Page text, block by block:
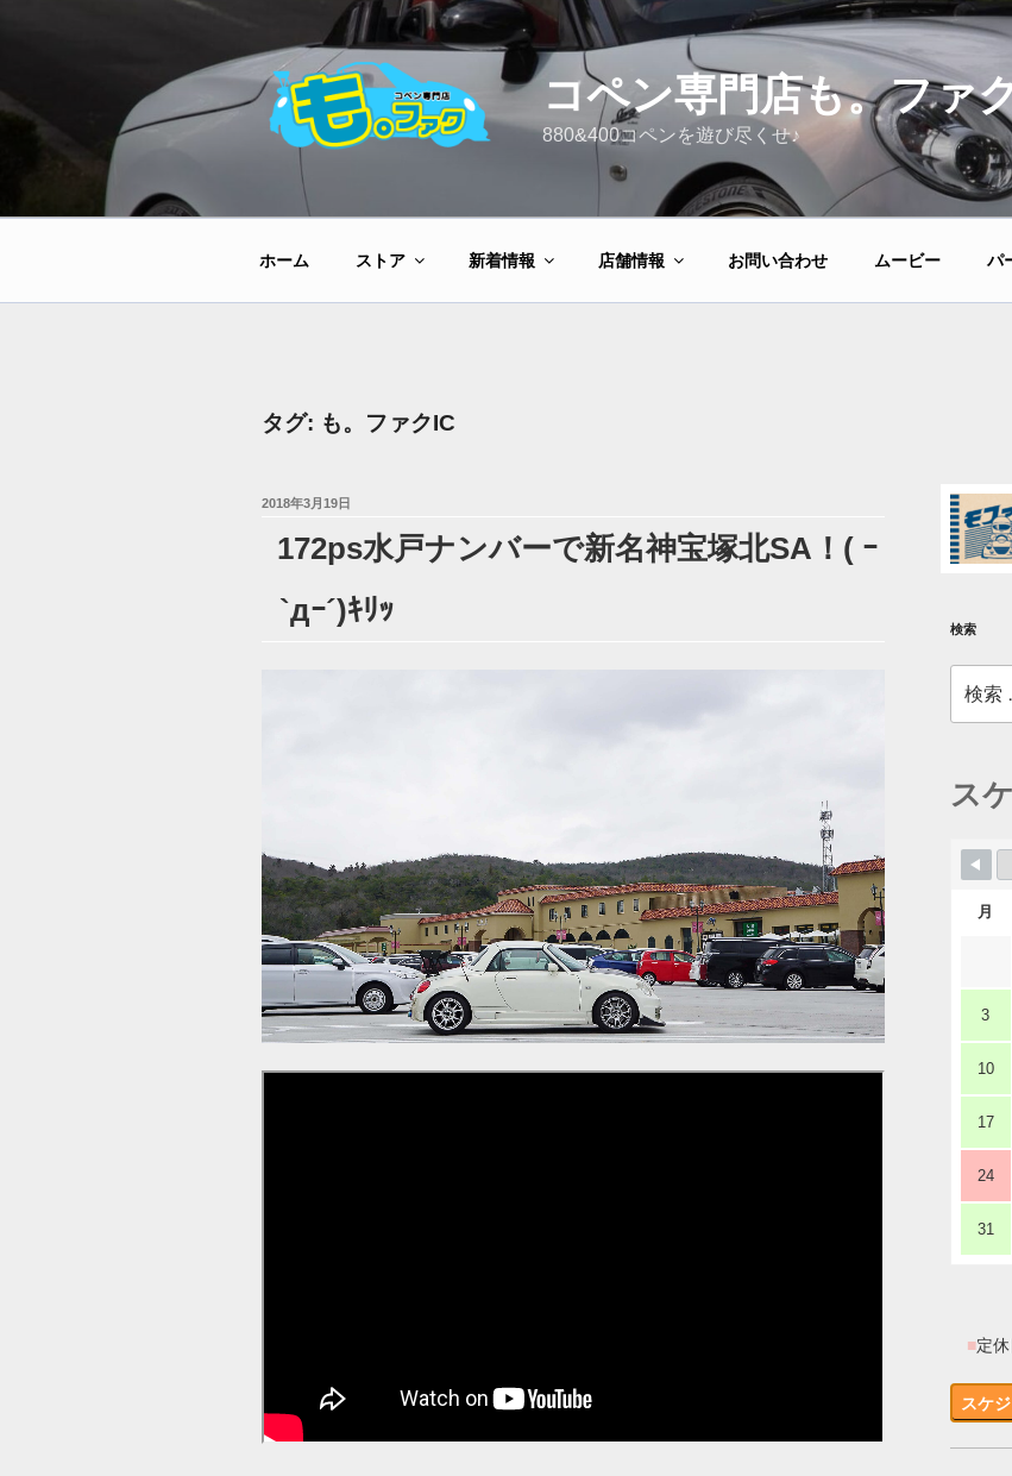
キ
コペン専門店も。ファ
880&400コペンを遊び尽くせ♪
ホーム ストア 新着情報 店舗情報 お問い合わせ ムービー パ
タグ: も。ファクIC
投
2018年3月19日
172ps水戸ナンバーで新名神宝塚北SA！( ｰ
`дｰ´)ｷﾘｯ
検索
索:
ス
月
3
10
17
24
31
■定
スケ